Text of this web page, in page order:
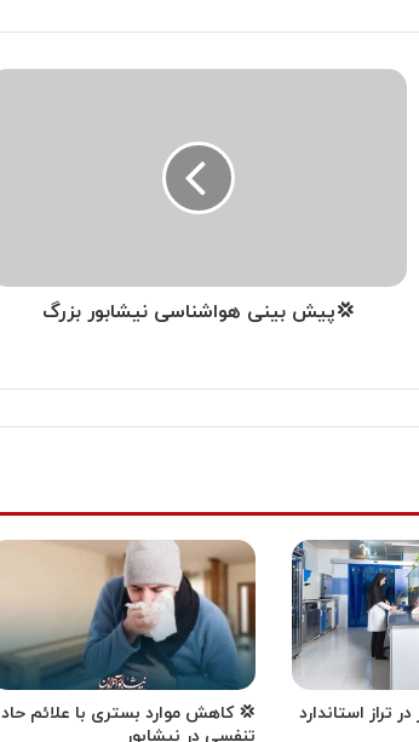
💢پیش بینی هواشناسی نیشابور بزرگ
تراز استاندارد
💢 کاهش موارد بستری با علائم حاد
تنفسی در نیشابور